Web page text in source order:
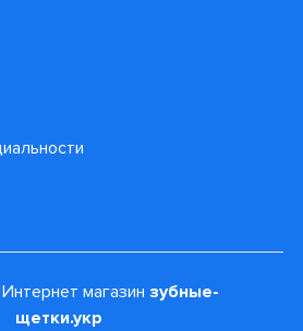
магазин зубные-
щетки.укр